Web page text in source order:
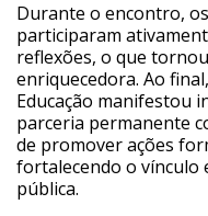
Durante o encontro,
participaram
reflexões, o que
enriquecedora. Ao
Educação manifestou
parceria permanente
de promover ações
fortalecendo o vínculo
pública.